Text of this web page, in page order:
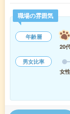
職場の雰囲気
年齢層
20
男女比率
女性